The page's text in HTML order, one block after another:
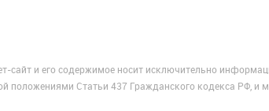
В
и его содержимое носит исключительно
положениями Статьи 437 Гражданского кодекса РФ, и